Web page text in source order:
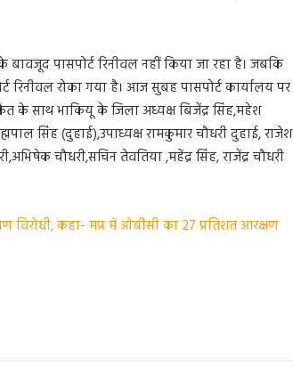
पासपोर्ट रिनीवल नहीं किया जा रहा है। जबकि
रिनीवल रोका गया है। आज सुबह पासपोर्ट कार्यालय पर
के साथ भाकियू के जिला अध्यक्ष बिजेंद्र सिंह,महेश
सिंह (दुहाई),उपाध्यक्ष रामकुमार चौधरी दुहाई, राजेश
चौधरी,सचिन तेवतिया ,महेंद्र सिंह, राजेंद्र चौधरी
कहा- मप्र में ओबीसी का 27 प्रतिशत आरक्षण